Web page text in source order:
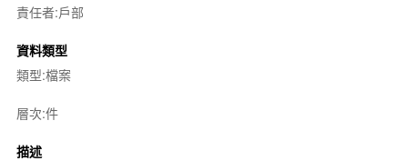
責任者:戶部
資料類型
類型:檔案
層次:件
描述